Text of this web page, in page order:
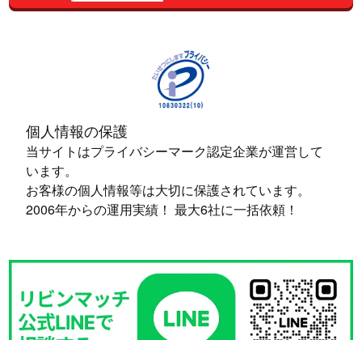
個人情報の保護
当サイトはプライバシーマーク認定企業が運営して
います。
お客様の個人情報等は大切に保護されています。
2006年からの運用実績！ 最大6社に一括依頼！